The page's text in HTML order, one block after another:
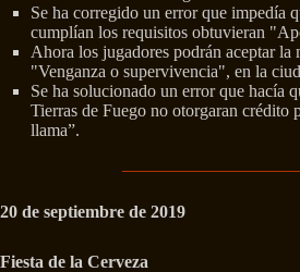
Se ha corregido un error que impedía
cumplían los requisitos obtuvieran
Ahora los jugadores podrán aceptar la
"Venganza o supervivencia", en la
Se ha solucionado un error que hacía
Tierras de Fuego no otorgaran crédito
llama”.
20 de septiembre de 2019
Fiesta de la Cerveza